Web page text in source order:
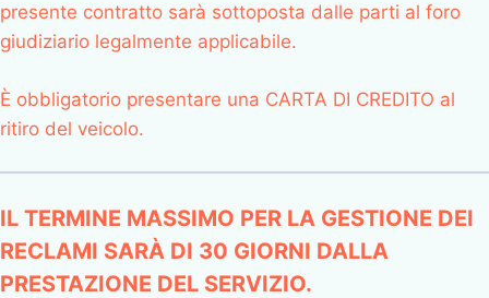
presente contratto sarà sottoposta dalle parti al foro
giudiziario legalmente applicabile.
È obbligatorio presentare una CARTA DI CREDITO al
ritiro del veicolo.
IL TERMINE MASSIMO PER LA GESTIONE DEI
RECLAMI SARÀ DI 30 GIORNI DALLA
PRESTAZIONE DEL SERVIZIO.